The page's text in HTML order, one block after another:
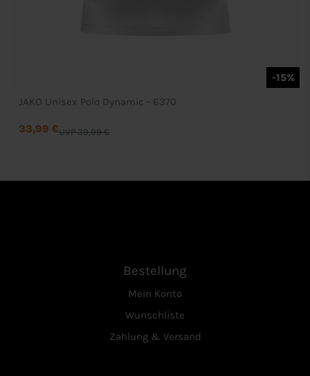
-15%
JAKO Unisex Polo Dynamic - 6370
UVP 39,99 €
33,99 €
Bestellung
Mein Konto
Wunschliste
Zahlung & Versand